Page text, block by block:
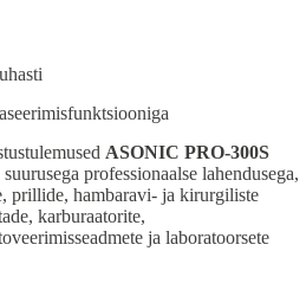
ASONIC PRO-300S
professionaalse lahendusega,
prillide, hambaravi- ja kirurgiliste
karburaatorite,
ja laboratoorsete